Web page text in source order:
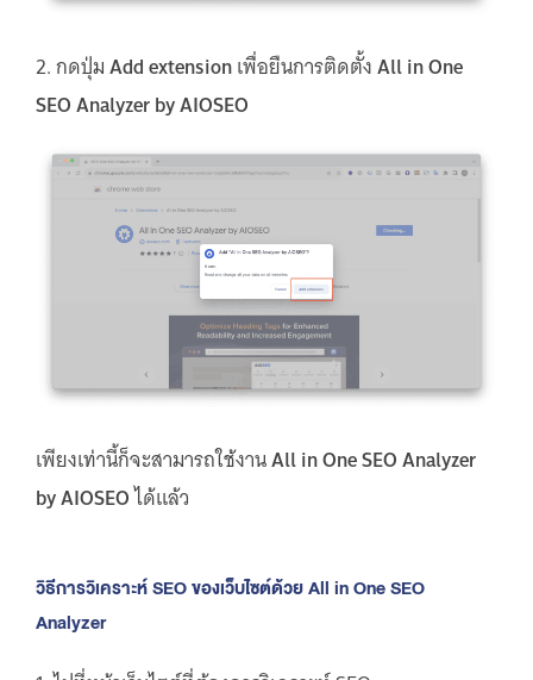
2. กดปุ่มAdd extensionเพื่อยืนการติดตั้งAll in One
SEO Analyzer by AIOSEO
เพียงเท่านี้ก็จะสามารถใช้งานAll in One SEO Analyzer
by AIOSEOได้แล้ว
วิธีการวิเคราะห์ SEO ของเว็บไซต์ด้วย All in One SEO
Analyzer